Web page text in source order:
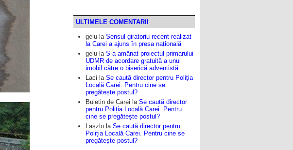
ULTIMELE COMENTARII
gelu la Sensul giratoriu recent realizat
la Carei a ajuns în presa națională
gelu la S-a amânat proiectul primarului
UDMR de acordare gratuită a unui
imobil către o biserică adventistă
Laci la Se caută director pentru Poliția
Locală Carei. Pentru cine se
pregătește postul?
Buletin de Carei la Se caută director
pentru Poliția Locală Carei. Pentru
cine se pregătește postul?
Laszlo la Se caută director pentru
Poliția Locală Carei. Pentru cine se
pregătește postul?